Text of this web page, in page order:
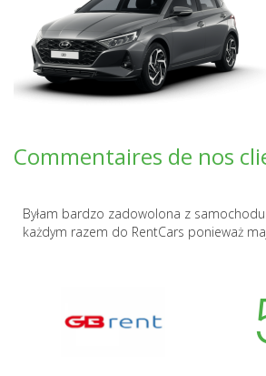
Commentaires de nos
Byłam bardzo zadowolona z
każdym razem do RentCars ponieważ